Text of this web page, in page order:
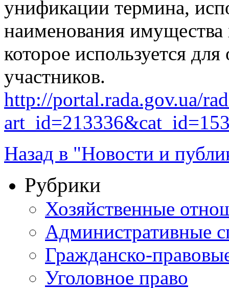
унификации термина,
наименования имущества
которое используется
участников.
http://portal.rada.gov.ua/
Назад в "Новости и
Рубрики
Хозяйственные
Административные
Гражданско-
Уголовное право